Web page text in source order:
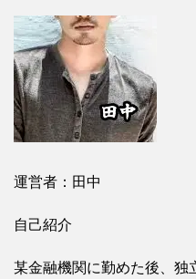
運営者：田中
自己紹介
某金融機関に勤めた後、独